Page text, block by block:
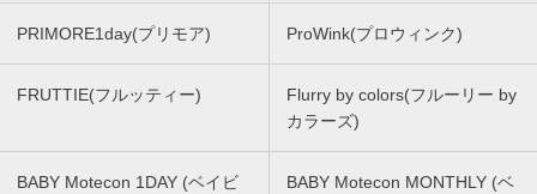
PRIMORE1day(プリモア) ProWink(プロウィンク)
FRUTTIE(フルッティー)
Flurry by colors(フルーリー by
カラーズ)
BABY Motecon 1DAY (ベイビ
BABY Motecon MONTHLY (ベ